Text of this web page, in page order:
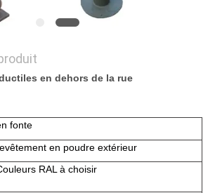
en dehors de la rue
fonte
en poudre extérieur
RAL à choisir